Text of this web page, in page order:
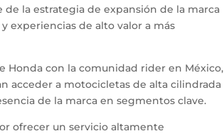
de la estrategia de expansión de la marca
experiencias de alto valor a más
Honda con la comunidad rider en México,
acceder a motocicletas de alta cilindrada
de la marca en segmentos clave.
ofrecer un servicio altamente